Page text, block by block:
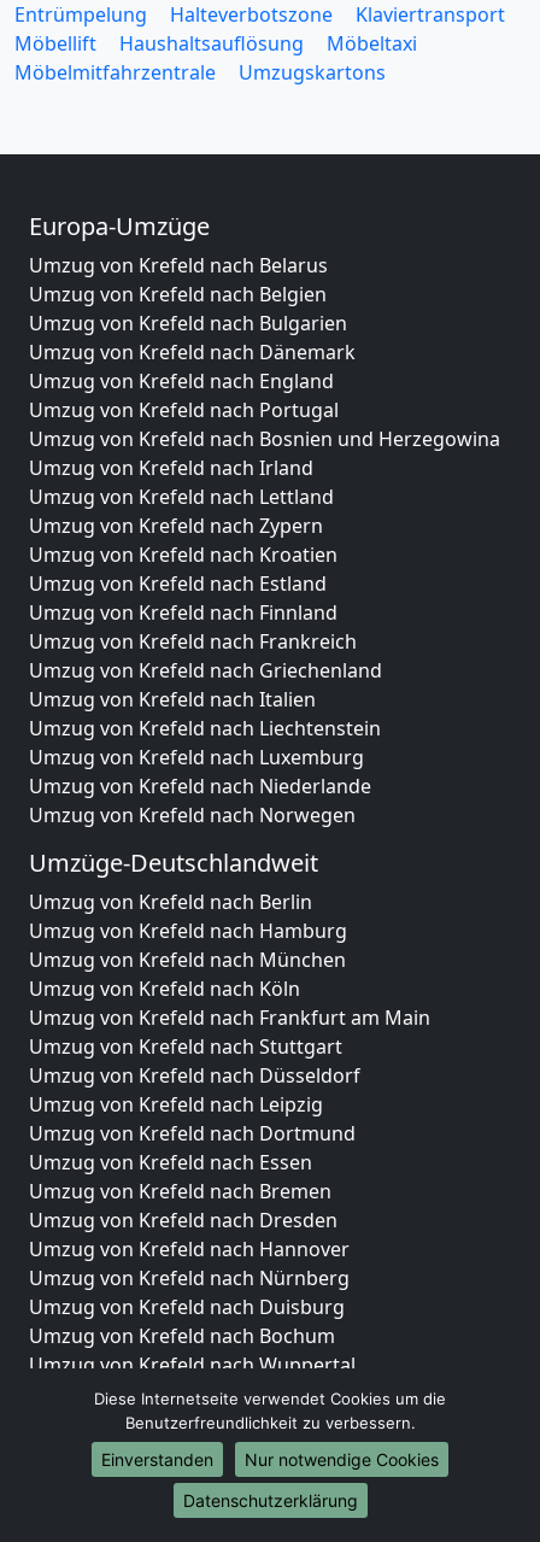
Entrümpelung
Halteverbotszone
Klaviertransport
Möbellift
Haushaltsauflösung
Möbeltaxi
Möbelmitfahrzentrale
Umzugskartons
Europa-Umzüge
Umzug von Krefeld nach Belarus
Umzug von Krefeld nach Belgien
Umzug von Krefeld nach Bulgarien
Umzug von Krefeld nach Dänemark
Umzug von Krefeld nach England
Umzug von Krefeld nach Portugal
Umzug von Krefeld nach Bosnien und Herzegowina
Umzug von Krefeld nach Irland
Umzug von Krefeld nach Lettland
Umzug von Krefeld nach Zypern
Umzug von Krefeld nach Kroatien
Umzug von Krefeld nach Estland
Umzug von Krefeld nach Finnland
Umzug von Krefeld nach Frankreich
Umzug von Krefeld nach Griechenland
Umzug von Krefeld nach Italien
Umzug von Krefeld nach Liechtenstein
Umzug von Krefeld nach Luxemburg
Umzug von Krefeld nach Niederlande
Umzug von Krefeld nach Norwegen
Umzüge-Deutschlandweit
Umzug von Krefeld nach Berlin
Umzug von Krefeld nach Hamburg
Umzug von Krefeld nach München
Umzug von Krefeld nach Köln
Umzug von Krefeld nach Frankfurt am Main
Umzug von Krefeld nach Stuttgart
Umzug von Krefeld nach Düsseldorf
Umzug von Krefeld nach Leipzig
Umzug von Krefeld nach Dortmund
Umzug von Krefeld nach Essen
Umzug von Krefeld nach Bremen
Umzug von Krefeld nach Dresden
Umzug von Krefeld nach Hannover
Umzug von Krefeld nach Nürnberg
Umzug von Krefeld nach Duisburg
Umzug von Krefeld nach Bochum
Umzug von Krefeld nach Wuppertal
Umzug von Krefeld nach Bielefeld
Umzug von Krefeld nach Bonn
Umzug von Krefeld nach Münster
Internationale-Umzüge
Diese Internetseite verwendet Cookies um die
Benutzerfreundlichkeit zu verbessern.
Einverstanden
Nur notwendige Cookies
Datenschutzerklärung